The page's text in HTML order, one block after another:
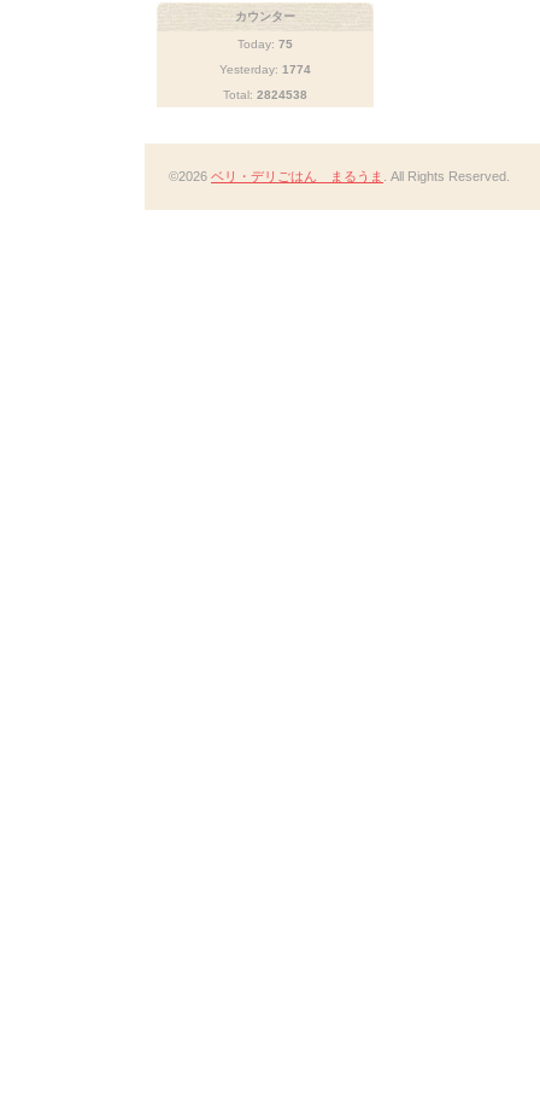
カウンター
Today: 75
Yesterday: 1774
Total: 2824538
©2026 ベリ・デリごはん まるうま . All Rights Reserved.